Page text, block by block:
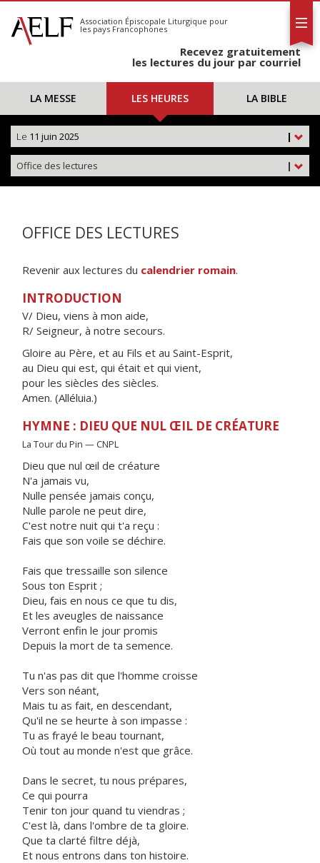
S'abonner
Calendrier
Association Épiscopale Liturgique pour
les pays Francophones
Recevez gratuitement
les lectures du jour par courriel
LA MESSE LES HEURES LA BIBLE
|
Le 11 juin 2025
|
Office des lectures
OFFICE DES LECTURES
Revenir aux lectures du calendrier romain.
INTRODUCTION
V/ Dieu, viens à mon aide,
R/ Seigneur, à notre secours.
Gloire au Père, et au Fils et au Saint-Esprit,
au Dieu qui est, qui était et qui vient,
pour les siècles des siècles.
Amen. (Alléluia.)
HYMNE : DIEU QUE NUL ŒIL DE CRÉATURE
La Tour du Pin — CNPL
Dieu que nul œil de créature
N'a jamais vu,
Nulle pensée jamais conçu,
Nulle parole ne peut dire,
C'est notre nuit qui t'a reçu :
Fais que son voile se déchire.
Fais que tressaille son silence
Sous ton Esprit ;
Dieu, fais en nous ce que tu dis,
Et les aveugles de naissance
Verront enfin le jour promis
Depuis la mort de ta semence.
Tu n'as pas dit que l'homme croisse
Vers son néant,
Mais tu as fait, en descendant,
Qu'il ne se heurte à son impasse :
Tu as frayé le beau tournant,
Où tout au monde n'est que grâce.
Dans le secret, tu nous prépares,
Ce qui pourra
Tenir ton jour quand tu viendras ;
C'est là, dans l'ombre de ta gloire.
Que ta clarté filtre déjà,
Et nous entrons dans ton histoire.